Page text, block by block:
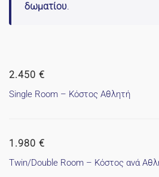
δωματίου.
2.450 €
Single Room – Κόστος Αθλητή
1.980 €
Twin/Double Room – Κόστος ανά